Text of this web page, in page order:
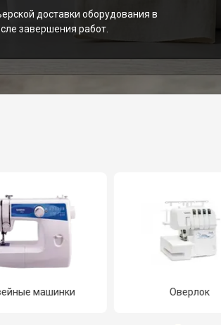
доставки оборудования в
завершения работ.
машинки Оверлок